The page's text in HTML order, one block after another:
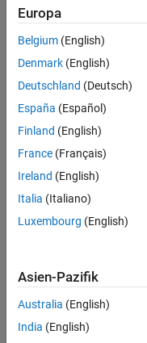
Europa
Belgium (English)
Denmark (English)
Deutschland (Deutsch)
España (Español)
Finland (English)
France (Français)
Ireland (English)
Italia (Italiano)
Luxembourg (English)
Asien-Pazifik
Australia (English)
India (English)
Trust Center
Datendiebstahl
© 1994-2026 The